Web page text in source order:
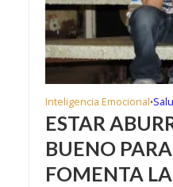
Inteligencia Emocional•
ESTAR
BUENO
FOMENTA